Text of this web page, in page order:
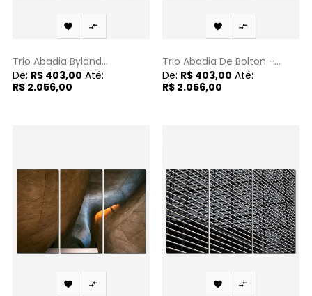
 
Trio Abadia Byland...
De: R$ 403,00 Até:
R$ 2.056,00
 
Trio Abadia De Bolton -...
De: R$ 403,00 Até:
R$ 2.056,00
   